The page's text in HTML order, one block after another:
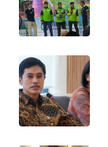
UMKM
WAHANA
SELEB
WAHANA